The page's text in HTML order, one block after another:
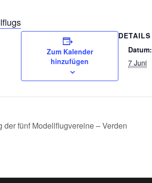
Zum Kalender
hinzufügen
DETAILS
Datum:
7 Juni
der fünf Modellflugvereine – Verden